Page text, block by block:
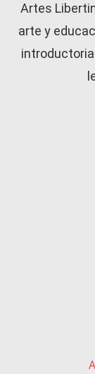
Artes
arte y